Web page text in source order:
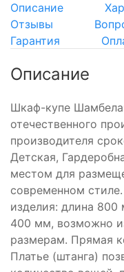
Описание
Отзывы
Гарантия
Описание
Шкаф-купе
отечественного
производителя
Детская,
местом для
современном
изделия: длина 800
400 мм, возможно
размерам. Прямая
Платье (штанга)